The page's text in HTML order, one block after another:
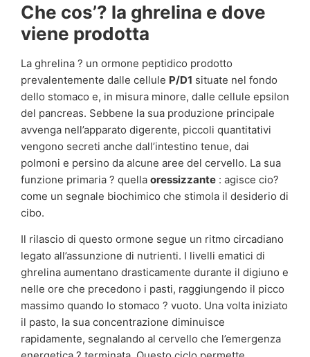
Che cos’? la ghrelina e dove
viene prodotta
La ghrelina ? un ormone peptidico prodotto
prevalentemente dalle cellule P/D1 situate nel fondo
dello stomaco e, in misura minore, dalle cellule epsilon
del pancreas. Sebbene la sua produzione principale
avvenga nell’apparato digerente, piccoli quantitativi
vengono secreti anche dall’intestino tenue, dai
polmoni e persino da alcune aree del cervello. La sua
funzione primaria ? quella oressizzante : agisce cio?
come un segnale biochimico che stimola il desiderio di
cibo.
Il rilascio di questo ormone segue un ritmo circadiano
legato all’assunzione di nutrienti. I livelli ematici di
ghrelina aumentano drasticamente durante il digiuno e
nelle ore che precedono i pasti, raggiungendo il picco
massimo quando lo stomaco ? vuoto. Una volta iniziato
il pasto, la sua concentrazione diminuisce
rapidamente, segnalando al cervello che l’emergenza